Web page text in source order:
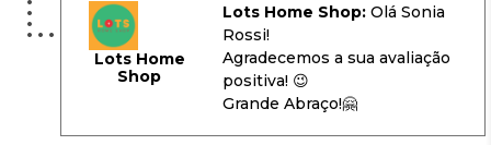
Lots Home
Shop
Lots Home Shop: Olá Sonia
Rossi!
Agradecemos a sua avaliação
positiva! 😉
Grande Abraço!🤗